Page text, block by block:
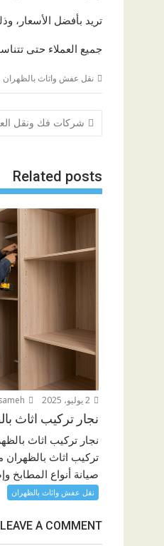
تريد بأفضل الأسعار،
جميع العملاء حتى
نقل عفش واثاث بالظهران
تصفّح
المقالات
شركات فك ونقل
Related posts
نجار تركيب اثاث
نجار تركيب اثاث
تركيب اثاث
صيانة أنواع المطابخ
نقل عفش واثاث بالظهران
LEAVE A COMMENT